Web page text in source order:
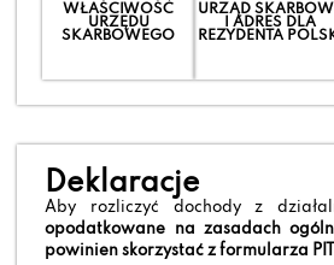
WŁAŚCIWOŚĆ
URZĘDU
SKARBOWEGO
URZĄD
I ADRES DLA
REZYDENTA
Deklaracje
Aby rozliczyć dochody z
opodatkowane na zasadach
powinien skorzystać z formularza